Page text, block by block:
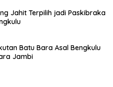
Jahit Terpilih jadi Paskibraka
Batu Bara Asal Bengkulu
Jambi